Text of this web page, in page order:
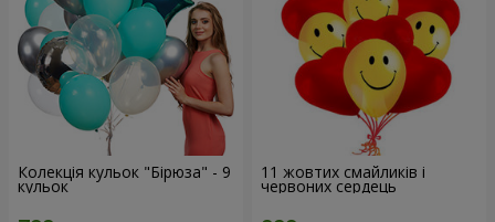
Колекція кульок "Бірюза" - 9
кульок
11 жовтих смайликів і
червоних сердець